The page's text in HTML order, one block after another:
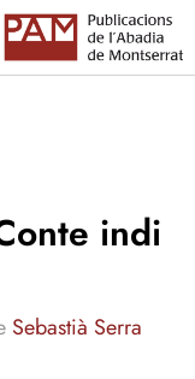
indi
Sebastià Serra